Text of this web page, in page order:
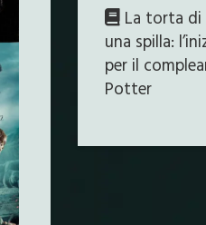
La torta
una spilla:
per il
Potter